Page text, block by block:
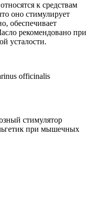
к средствам
оно стимулирует
обеспечивает
рекомендовано при
усталости.
officinalis
стимулятор
при мышечных